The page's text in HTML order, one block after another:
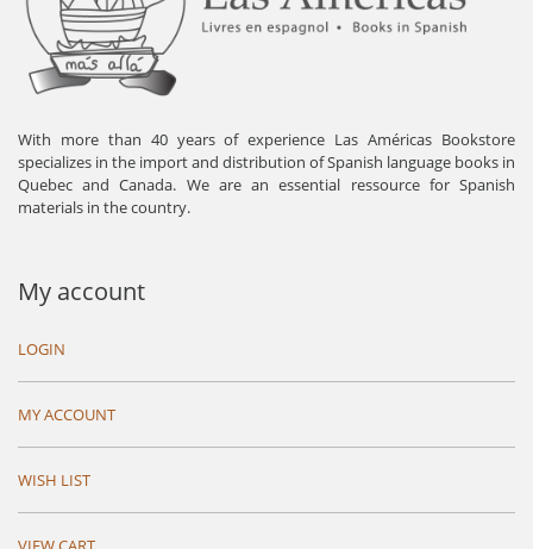
With more than 40 years of experience Las Américas Bookstore
specializes in the import and distribution of Spanish language books in
Quebec and Canada. We are an essential ressource for Spanish
materials in the country.
My account
LOGIN
MY ACCOUNT
WISH LIST